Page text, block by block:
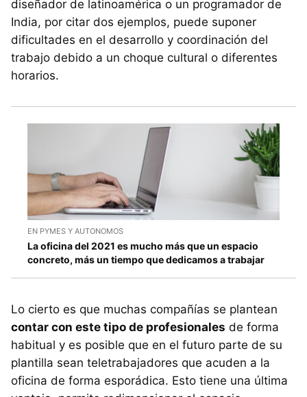
diseñador de latinoamérica o un programador de
India, por citar dos ejemplos, puede suponer
dificultades en el desarrollo y coordinación del
trabajo debido a un choque cultural o diferentes
horarios.
EN PYMES Y AUTONOMOS
La oficina del 2021 es mucho más que un espacio
concreto, más un tiempo que dedicamos a trabajar
Lo cierto es que muchas compañías se plantean
contar con este tipo de profesionales de forma
habitual y es posible que en el futuro parte de su
plantilla sean teletrabajadores que acuden a la
oficina de forma esporádica. Esto tiene una última